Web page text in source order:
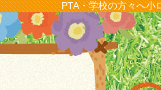
PTA・学校の方々へ小